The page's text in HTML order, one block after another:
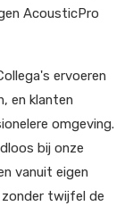
AcousticPro
ervoeren
en klanten
omgeving.
bij onze
vanuit eigen
zonder twijfel de